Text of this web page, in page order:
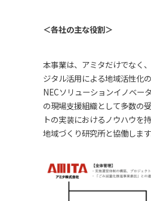
＜各社の主な役割＞
本事業は、アミタだけでなく
ジタル活用による地域活性化
NECソリューションイノベー
の現場支援組織として多数の
トの実装におけるノウハウを
地域づくり研究所と協働します